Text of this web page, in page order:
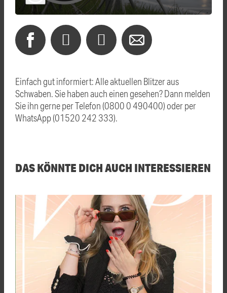
Einfach gut informiert: Alle aktuellen Blitzer aus
Schwaben. Sie haben auch einen gesehen? Dann melden
Sie ihn gerne per Telefon (0800 0 490400) oder per
WhatsApp (01520 242 333).
DAS KÖNNTE DICH AUCH INTERESSIEREN